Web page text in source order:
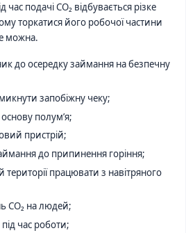
подачі CO₂ відбувається різке
торкатися його робочої частини
можна.
до осередку займання на безпечну
запобіжну чеку;
полум’я;
пристрій;
до припинення горіння;
території працювати з навітряного
CO₂ на людей;
час роботи;